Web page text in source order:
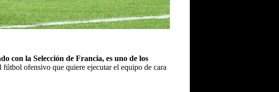
con la Selección de Francia, es uno de los
ofensivo que quiere ejecutar el equipo de cara